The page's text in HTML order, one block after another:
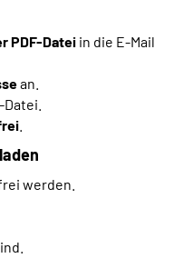
PDF-Datei in die E-Mail
an.
werden.